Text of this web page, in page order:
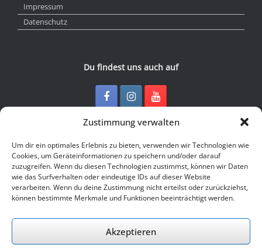
Zustimmung verwalten
Um dir ein optimales Erlebnis zu bieten, verwenden wir Technologien wie
Cookies, um Geräteinformationen zu speichern und/oder darauf
zuzugreifen. Wenn du diesen Technologien zustimmst, können wir Daten
wie das Surfverhalten oder eindeutige IDs auf dieser Website
verarbeiten. Wenn du deine Zustimmung nicht erteilst oder zurückziehst,
können bestimmte Merkmale und Funktionen beeinträchtigt werden.
Akzeptieren
Impressum
Datenschutz
Du findest uns auch auf
Kontakt
Junge Presse Niedersachsen e.V.
Rückertstraße 10
30169 Hannover